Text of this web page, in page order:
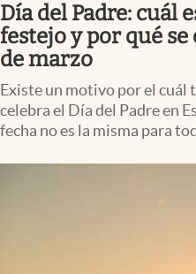
Día del Padre: cuál
festejo y por qué se
de marzo
Existe un motivo por el cuál
celebra el Día del Padre en
fecha no es la misma para